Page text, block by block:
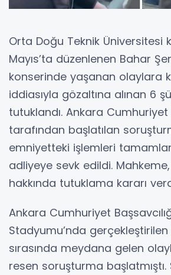
Orta Doğu Teknik Üniversitesi
Mayıs’ta düzenlenen Bahar
konserinde yaşanan olaylara
iddiasıyla gözaltına alınan 6
tutuklandı. Ankara Cumhuriyet
tarafından başlatılan
emniyetteki işlemleri
adliyeye sevk edildi.
hakkında tutuklama kararı
Ankara Cumhuriyet
Stadyumu’nda
sırasında meydana gelen
resen soruşturma